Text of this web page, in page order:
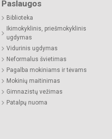
Paslaugos
Biblioteka
Ikimokyklinis, priešmokyklinis
ugdymas
Vidurinis ugdymas
Neformalus švietimas
Pagalba mokiniams ir tėvams
Mokinių maitinimas
Gimnazistų vežimas
Patalpų nuoma